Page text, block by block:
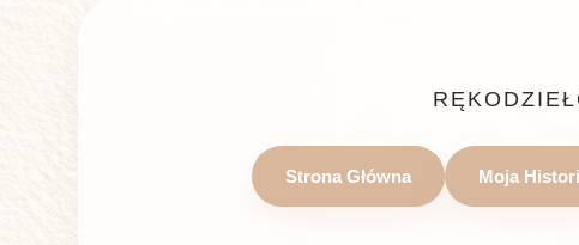
Strona Główna Moja